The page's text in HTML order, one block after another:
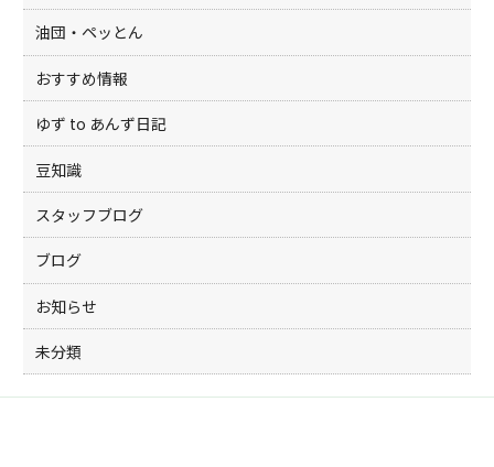
油団・ペッとん
おすすめ情報
ゆず to あんず日記
豆知識
スタッフブログ
ブログ
お知らせ
未分類